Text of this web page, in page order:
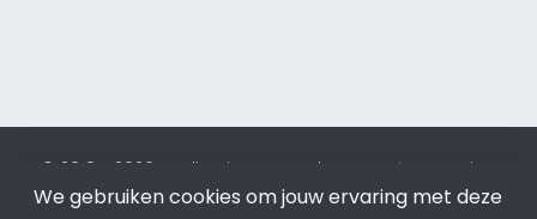
© 2019 - 2026 Realisatie en SEO door SEO-bureau
Lion
Internet. Betaal alleen voor bewezen resultaten?SEO
We gebruiken cookies om jouw ervaring met deze